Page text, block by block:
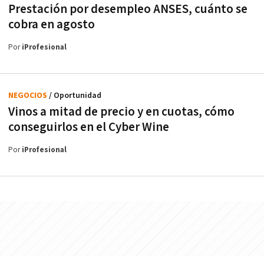
Prestación por desempleo ANSES, cuánto se
cobra en agosto
PoriProfesional
Vinos a mitad de precio y en cuotas, cómo
conseguirlos en el Cyber Wine
NEGOCIOS / Oportunidad
PoriProfesional